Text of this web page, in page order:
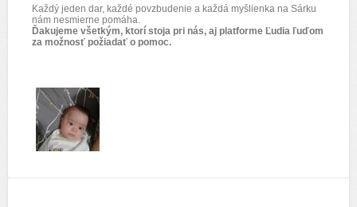
Každý jeden dar, každé povzbudenie a každá myšlienka na Sárku
nám nesmierne pomáha.
Ďakujeme všetkým, ktorí stoja pri nás, aj platforme Ľudia ľuďom
za možnosť požiadať o pomoc.